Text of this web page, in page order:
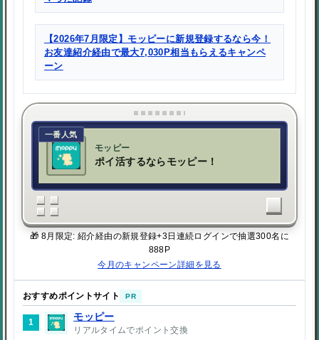
【2026年7月限定】モッピーに新規登録するなら今！
お友達紹介経由で最大7,030P相当もらえるキャンペ
ーン
一番人気
モッピー
ポイ活するならモッピー！
🎁 8月限定: 紹介経由の新規登録+3日連続ログインで抽選300名に
888P
今月のキャンペーン詳細を見る
おすすめポイントサイト PR
1
モッピー
リアルタイムでポイント交換